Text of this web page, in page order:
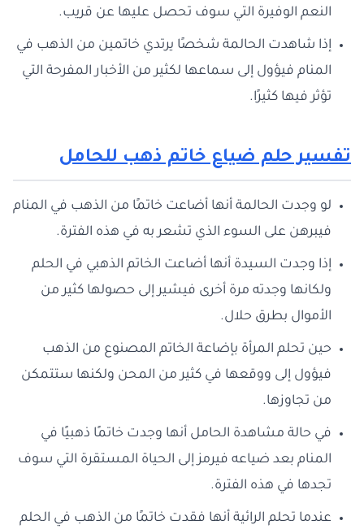
النعم الوفيرة التي سوف تحصل عليها عن قريب.
إذا شاهدت الحالمة شخصًا يرتدي خاتمين من الذهب في
المنام فيؤول إلى سماعها لكثير من الأخبار المفرحة التي
تؤثر فيها كثيرًا.
تفسير حلم ضياع خاتم ذهب للحامل
لو وجدت الحالمة أنها أضاعت خاتمًا من الذهب في المنام
فيبرهن على السوء الذي تشعر به في هذه الفترة.
إذا وجدت السيدة أنها أضاعت الخاتم الذهبي في الحلم
ولكانها وجدته مرة أخرى فيشير إلى حصولها كثير من
الأموال بطرق حلال.
حين تحلم المرأة بإضاعة الخاتم المصنوع من الذهب
فيؤول إلى ووقعها في كثير من المحن ولكنها ستتمكن
من تجاوزها.
في حالة مشاهدة الحامل أنها وجدت خاتمًا ذهبيًا في
المنام بعد ضياعه فيرمز إلى الحياة المستقرة التي سوف
تجدها في هذه الفترة.
عندما تحلم الرائية أنها فقدت خاتمًا من الذهب في الحلم